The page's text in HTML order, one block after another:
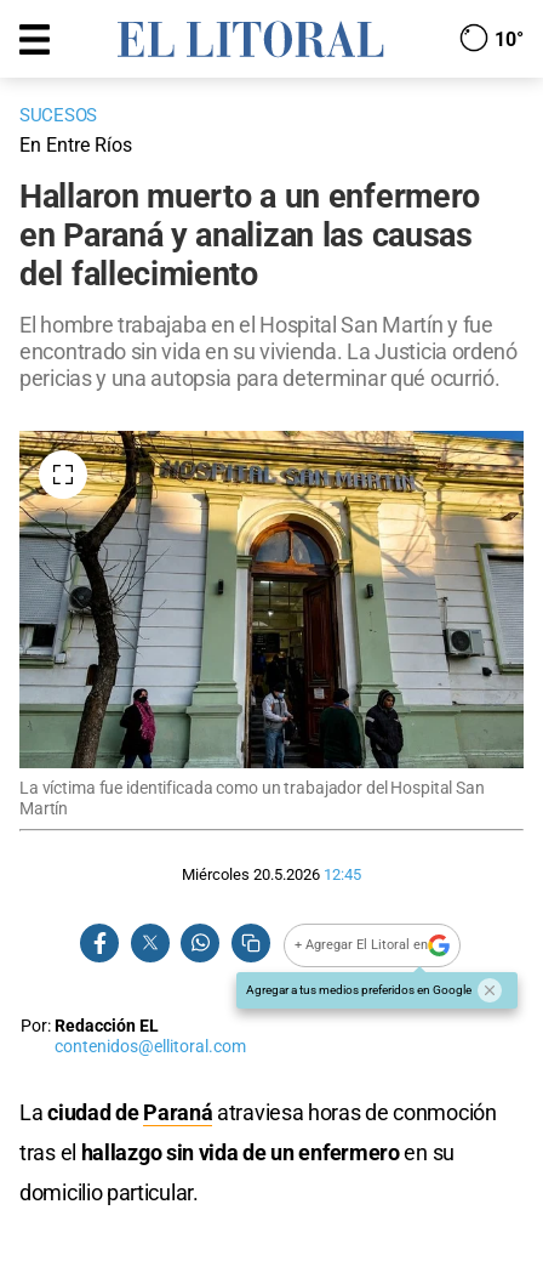
10°
SUCESOS
En Entre Ríos
Hallaron muerto a un enfermero
en Paraná y analizan las causas
del fallecimiento
El hombre trabajaba en el Hospital San Martín y fue
encontrado sin vida en su vivienda. La Justicia ordenó
pericias y una autopsia para determinar qué ocurrió.
La víctima fue identificada como un trabajador del Hospital San
Martín
Miércoles 20.5.2026 12:45
+ Agregar El Litoral en
Agregar a tus medios preferidos en Google
Por:Redacción EL
contenidos@ellitoral.com
Laciudad deParaná atraviesa horas de conmoción
tras el hallazgo sin vida de un enfermeroen su
domicilio particular.